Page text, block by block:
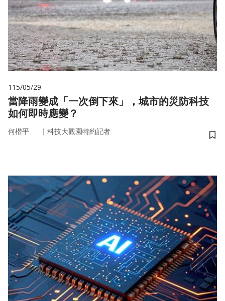
115/05/29
當降雨變成「一次倒下來」，城市的災防科技
如何即時應變？
何楷平 ｜ 科技大觀園特約記者
儲